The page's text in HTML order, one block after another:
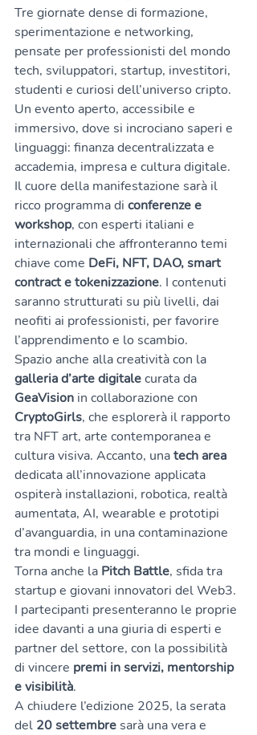
Tre giornate dense di formazione,
sperimentazione e networking,
pensate per professionisti del mondo
tech, sviluppatori, startup, investitori,
studenti e curiosi dell’universo cripto.
Un evento aperto, accessibile e
immersivo, dove si incrociano saperi e
linguaggi: finanza decentralizzata e
accademia, impresa e cultura digitale.
Il cuore della manifestazione sarà il
ricco programma di conferenze e
workshop, con esperti italiani e
internazionali che affronteranno temi
chiave come DeFi, NFT, DAO, smart
contract e tokenizzazione. I contenuti
saranno strutturati su più livelli, dai
neofiti ai professionisti, per favorire
l’apprendimento e lo scambio.
Spazio anche alla creatività con la
galleria d’arte digitale curata da
GeaVision in collaborazione con
CryptoGirls, che esplorerà il rapporto
tra NFT art, arte contemporanea e
cultura visiva. Accanto, una tech area
dedicata all’innovazione applicata
ospiterà installazioni, robotica, realtà
aumentata, AI, wearable e prototipi
d’avanguardia, in una contaminazione
tra mondi e linguaggi.
Torna anche la Pitch Battle, sfida tra
startup e giovani innovatori del Web3.
I partecipanti presenteranno le proprie
idee davanti a una giuria di esperti e
partner del settore, con la possibilità
di vincere premi in servizi, mentorship
e visibilità.
A chiudere l’edizione 2025, la serata
del 20 settembre sarà una vera e